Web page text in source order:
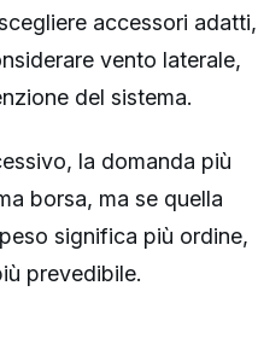
accessori adatti,
vento laterale,
del sistema.
la domanda più
borsa, ma se quella
significa più ordine,
prevedibile.